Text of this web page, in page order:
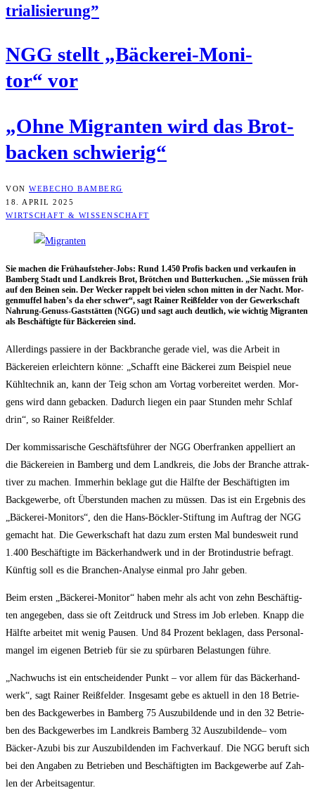
tria­li­sie­rung”
NGG stellt „Bäcke­rei-Moni­
tor“ vor
„Ohne Migran­ten wird das Brot­
ba­cken schwierig“
VON WEBECHO BAMBERG
18. APRIL 2025
WIRTSCHAFT & WISSENSCHAFT
Sie machen die Früh­auf­ste­her-Jobs: Rund 1.450 Pro­fis backen und ver­kau­fen in
Bam­berg Stadt und Land­kreis Brot, Bröt­chen und But­ter­ku­chen. „Sie müs­sen früh
auf den Bei­nen sein. Der Wecker rap­pelt bei vie­len schon mit­ten in der Nacht. Mor­
gen­muf­fel haben’s da eher schwer“, sagt Rai­ner Reiß­fel­der von der Gewerk­schaft
Nah­rung-Genuss-Gast­stät­ten (NGG) und sagt auch deut­lich, wie wich­tig Migran­ten
als Beschäf­tig­te für Bäcke­rei­en sind.
Aller­dings pas­sie­re in der Back­bran­che gera­de viel, was die Arbeit in
Bäcke­rei­en erleich­tern kön­ne: „Schafft eine Bäcke­rei zum Bei­spiel neue
Kühl­tech­nik an, kann der Teig schon am Vor­tag vor­be­rei­tet wer­den. Mor­
gens wird dann geba­cken. Dadurch lie­gen ein paar Stun­den mehr Schlaf
drin“, so Rai­ner Reißfelder.
Der kom­mis­sa­ri­sche Geschäfts­füh­rer der NGG Ober­fran­ken appel­liert an
die Bäcke­rei­en in Bam­berg und dem Land­kreis, die Jobs der Bran­che attrak­
ti­ver zu machen. Immer­hin bekla­ge gut die Hälf­te der Beschäf­tig­ten im
Back­ge­wer­be, oft Über­stun­den machen zu müs­sen. Das ist ein Ergeb­nis des
„Bäcke­rei-Moni­tors“, den die Hans-Böck­ler-Stif­tung im Auf­trag der NGG
gemacht hat. Die Gewerk­schaft hat dazu zum ers­ten Mal bun­des­weit rund
1.400 Beschäf­tig­te im Bäcker­hand­werk und in der Bro­t­in­dus­trie befragt.
Künf­tig soll es die Bran­chen-Ana­ly­se ein­mal pro Jahr geben.
Beim ers­ten „Bäcke­rei-Moni­tor“ haben mehr als acht von zehn Beschäf­tig­
ten ange­ge­ben, dass sie oft Zeit­druck und Stress im Job erle­ben. Knapp die
Hälf­te arbei­tet mit wenig Pau­sen. Und 84 Pro­zent bekla­gen, dass Per­so­nal­
man­gel im eige­nen Betrieb für sie zu spür­ba­ren Belas­tun­gen führe.
„Nach­wuchs ist ein ent­schei­den­der Punkt – vor allem für das Bäcker­hand­
werk“, sagt Rai­ner Reiß­fel­der. Ins­ge­samt gebe es aktu­ell in den 18 Betrie­
ben des Back­ge­wer­bes in Bam­berg 75 Aus­zu­bil­den­de und in den 32 Betrie­
ben des Back­ge­wer­bes im Land­kreis Bam­berg 32 Aus­zu­bil­den­de– vom
Bäcker-Azu­bi bis zur Aus­zu­bil­den­den im Fach­ver­kauf. Die NGG beruft sich
bei den Anga­ben zu Betrie­ben und Beschäf­tig­ten im Back­ge­wer­be auf Zah­
len der Arbeitsagentur.